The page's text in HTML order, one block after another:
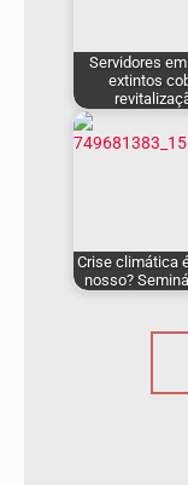
Servidores
extintos
Crise climática
nosso?